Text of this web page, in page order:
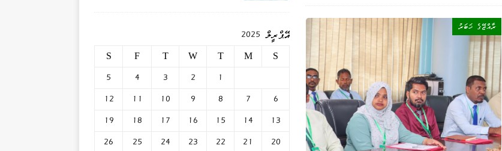
ރާއްޖޭގެ ޚަބަރު
އޭޕްރީލް 2025
S
M
T
W
T
F
S
1
2
3
4
5
6
7
8
9
10
11
12
13
14
15
16
17
18
19
20
21
22
23
24
25
26